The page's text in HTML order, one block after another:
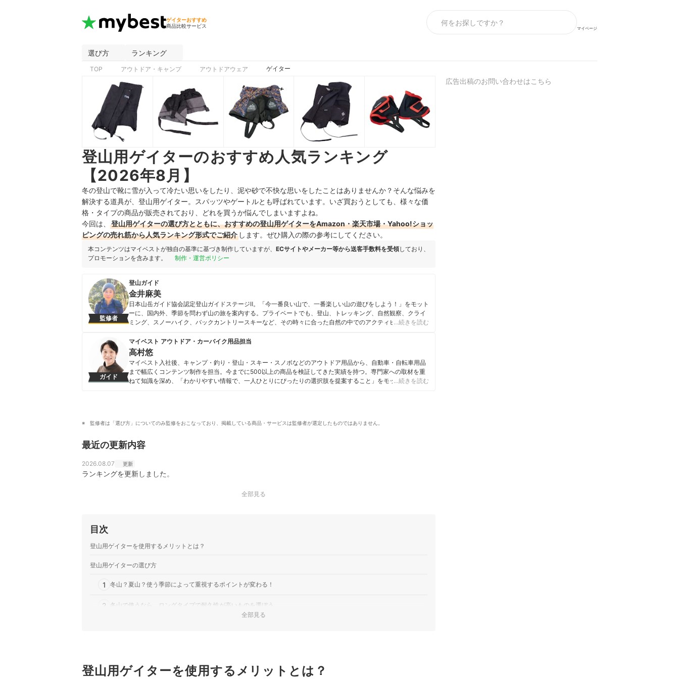
ゲイターおすすめ
商品比較サービス
マイページ
選び方 ランキング
TOP アウトドア・キャンプ アウトドアウェア ゲイター
登山用ゲイターのおすすめ人気ランキング
【2026年8月】
冬の登山で靴に雪が入って冷たい思いをしたり、泥や砂で不快な思いをしたことはありませんか？そんな悩みを
解決する道具が、登山用ゲイター。スパッツやゲートルとも呼ばれています。いざ買おうとしても、 様々な価
格・タイプの商品が販売されており、どれを買うか悩んでしまいますよね。
今回は、
登山用ゲイターの選び方とともに、おすすめの登山用ゲイターをAmazon・楽天市場・Yahoo!ショッ
ピングの売れ筋から人気ランキング形式でご紹介 します。ぜひ購入の際の参考にしてください。
本コンテンツはマイベストが独自の基準に基づき制作していますが、 ECサイトやメーカー等から送客手数料を受領しており、
プロモーションを含みます。
制作・運営ポリシー
監修者
登山ガイド
金井麻美
日本山岳ガイド協会認定登山ガイドステージⅡ。「今一番良い山で、一番楽しい山の遊びをしよう！」をモット
ーに、国内外、季節を問わず山の旅を案内する。プライベートでも、登山、トレッキング、自然観察、クライ
ミング、スノーハイク、バックカントリースキーなど、その時々に合った自然の中でのアクティビティを楽し
も行う。
金井麻美のプロフィール
…続きを読む
ガイド
マイベスト アウトドア・カーバイク用品担当
高村悠
マイベスト入社後、キャンプ・釣り・登山・スキー・スノボなどのアウトドア用品から、自動車・自転車用品
まで幅広くコンテンツ制作を担当。今までに500以上の商品を検証してきた実績を持つ。専門家への取材を重
ねて知識を深め、「わかりやすい情報で、一人ひとりにぴったりの選択肢を提案すること」をモットーに、コ
…続きを読む
監修者は「選び方」についてのみ監修をおこなっており、掲載している商品・サービスは監修者が選定したものではありません。
最近の更新内容
2026.08.07 更新
ランキングを更新しました。
全部見る
目次
登山用ゲイターを使用するメリットとは？
登山用ゲイターの選び方
1 冬山？夏山？使う季節によって重視するポイントが変わる！
2 冬山で使うなら、ロングタイプで耐久性が高いものを選ぼう
登山用ゲイター全21商品おすすめ人気ランキング
全部見る
登山用ゲイターを使用するメリットとは？
広告出稿のお問い合わせはこちら